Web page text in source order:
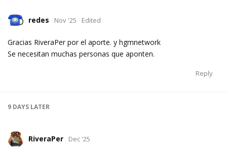
redes Nov '25 Edited
Gracias RiveraPer por el aporte. y hgmnetwork
Se necesitan muchas personas que aponten.
Reply
9 DAYS LATER
RiveraPer Dec '25